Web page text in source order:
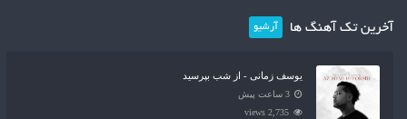
آخرین تک آهنگ ها آرشیو
یوسف زمانی - از شب بپرسید
3 ساعت پیش
2,735 views